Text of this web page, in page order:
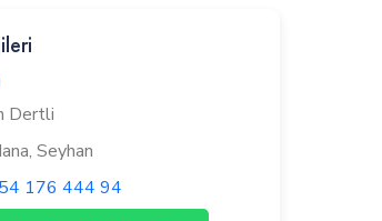
Dertli
Seyhan
176 444 94